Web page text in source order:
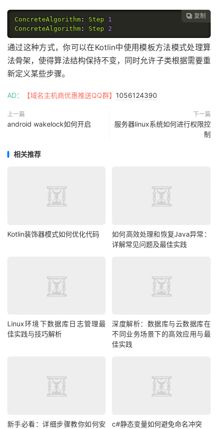
 复制
ConcreteAlgorithm : Step
1
ConcreteAlgorithm : Step 2
通过这种方式，你可以在Kotlin中使用模板方法模式处理算
法骨架，使得算法结构保持不变，同时允许子类根据需要重
新定义某些步骤。
AD： 【域名主机商优惠推送QQ群】 1056124390
上一篇
android wakelock如何开启
下一篇
服务器linux系统如何进行权限控
制
相关推荐
Kotlin装饰器模式如何优化代码
如何高效处理和恢复Java异常：
详解常见问题及最佳实践
Linux环境下数据库日志管理最
佳实践与技巧解析
深度解析：数据库与云数据库在
不同业务场景下的高效应用与最
佳实践
新手必看：详细步骤教你如何安 c#静态变量如何避免命名冲突